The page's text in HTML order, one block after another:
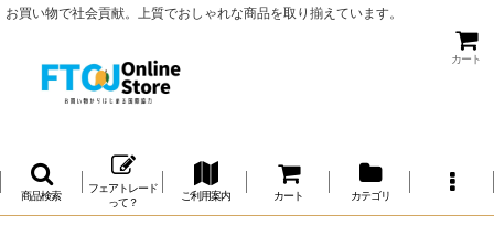
お買い物で社会貢献。上質でおしゃれな商品を取り揃えています。
カート
商品検索
フェアトレード
って？
ご利用案内 カート カテゴリ